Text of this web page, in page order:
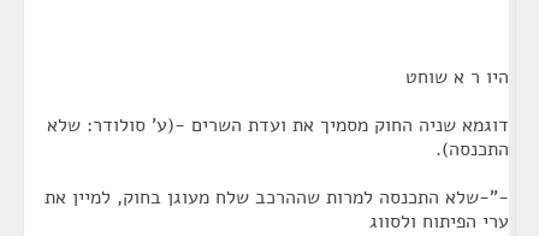
היו ר א שוחט
דוגמא שניה החוק מסמיך את ועדת השרים -(ע' סולודר: שלא
התכנסה).
-"-שלא התכנסה למרות שההרכב שלח מעוגן בחוק, למיין את
ערי הפיתוח ולסווג